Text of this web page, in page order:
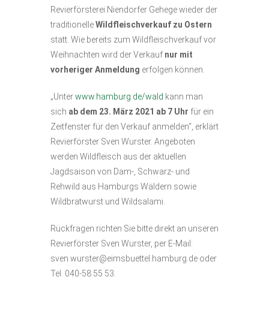
Revierförsterei Niendorfer Gehege wieder der
traditionelleWildfleischverkauf zu Ostern
statt. Wie bereits zum Wildfleischverkauf vor
Weihnachten wird der Verkauf nur mit
vorheriger Anmeldung erfolgen können.
„Unterwww.hamburg.de/wald kann man
sich ab dem 23. März 2021 ab 7 Uhr für ein
Zeitfenster für den Verkauf anmelden“, erklärt
Revierförster Sven Wurster. Angeboten
werden Wildfleisch aus der aktuellen
Jagdsaison von Dam-, Schwarz- und
Rehwild aus Hamburgs Wäldern sowie
Wildbratwurst und Wildsalami.
Rückfragen richten Sie bitte direkt an unseren
Revierförster Sven Wurster, per E-Mail:
sven.wurster@eimsbuettel.hamburg.de oder
Tel. 040-58 55 53.